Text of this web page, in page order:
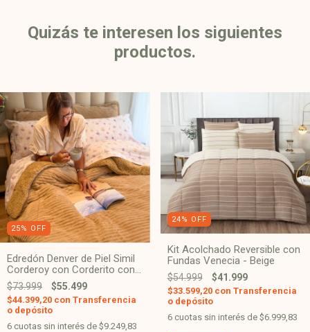
Quizás te interesen los siguientes
productos.
25% OFF
Edredón Denver de Piel Simil
Corderoy con Corderito con
Fundas - Beige
$73.999 $55.499
$44.399,20 con Transferencia
o depósito
6 cuotas sin interés de $9.249,83
24% OFF
Kit Acolchado Reversible con
Fundas Venecia - Beige
$54.999 $41.999
$33.599,20 con Transferencia
o depósito
6 cuotas sin interés de $6.999,83